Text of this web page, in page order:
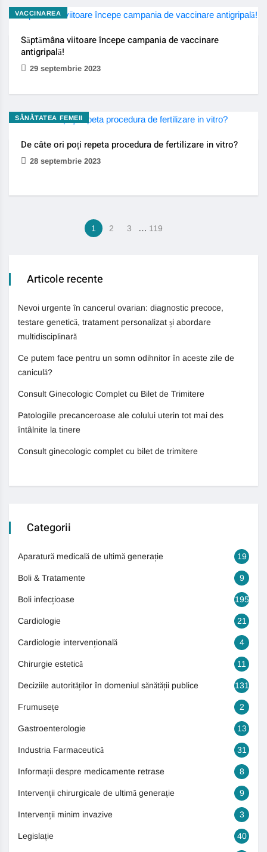
VACCINAREA
Săptămâna viitoare începe campania de vaccinare
antigripală!
29 septembrie 2023
SĂNĂTATEA FEMEII
De câte ori poți repeta procedura de fertilizare in vitro?
28 septembrie 2023
1 2 3 … 119
Articole recente
Nevoi urgente în cancerul ovarian: diagnostic precoce,
testare genetică, tratament personalizat și abordare
multidisciplinară
Ce putem face pentru un somn odihnitor în aceste zile de
caniculă?
Consult Ginecologic Complet cu Bilet de Trimitere
Patologiile precanceroase ale colului uterin tot mai des
întâlnite la tinere
Consult ginecologic complet cu bilet de trimitere
Categorii
Aparatură medicală de ultimă generație 19
Boli & Tratamente 9
Boli infecțioase 195
Cardiologie 21
Cardiologie intervențională 4
Chirurgie estetică 11
Deciziile autorităților în domeniul sănătății publice 131
Frumusețe 2
Gastroenterologie 13
Industria Farmaceutică 31
Informații despre medicamente retrase 8
Intervenții chirurgicale de ultimă generație 9
Intervenții minim invazive 3
Legislație 40